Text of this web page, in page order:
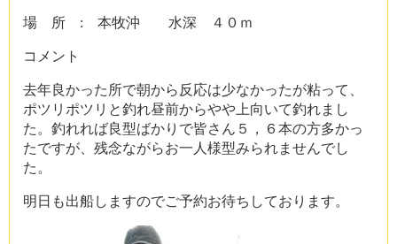
場 所 : 本牧沖 水深 ４０ｍ
コメント
去年良かった所で朝から反応は少なかったが粘って、
ポツリポツリと釣れ昼前からやや上向いて釣れまし
た。釣れれば良型ばかりで皆さん５，６本の方多かっ
たですが、残念ながらお一人様型みられませんでし
た。
明日も出船しますのでご予約お待ちしております。